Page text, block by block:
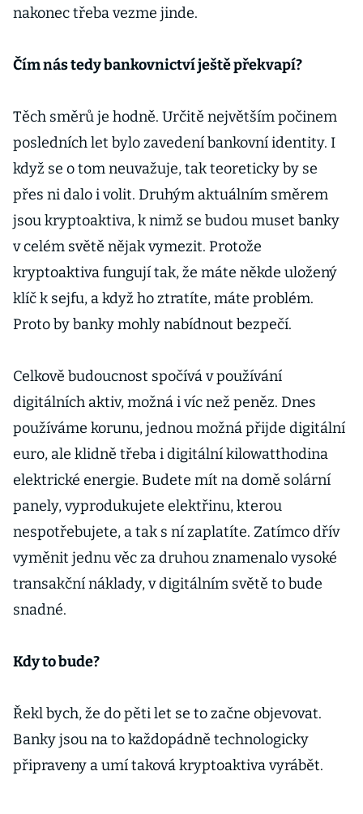
nakonec třeba vezme jinde.
Čím nás tedy bankovnictví ještě překvapí?
Těch směrů je hodně. Určitě největším počinem
posledních let bylo zavedení bankovní identity. I
když se o tom neuvažuje, tak teoreticky by se
přes ni dalo i volit. Druhým aktuálním směrem
jsou kryptoaktiva, k nimž se budou muset banky
v celém světě nějak vymezit. Protože
kryptoaktiva fungují tak, že máte někde uložený
klíč k sejfu, a když ho ztratíte, máte problém.
Proto by banky mohly nabídnout bezpečí.
Celkově budoucnost spočívá v používání
digitálních aktiv, možná i víc než peněz. Dnes
používáme korunu, jednou možná přijde digitální
euro, ale klidně třeba i digitální kilowatthodina
elektrické energie. Budete mít na domě solární
panely, vyprodukujete elektřinu, kterou
nespotřebujete, a tak s ní zaplatíte. Zatímco dřív
vyměnit jednu věc za druhou znamenalo vysoké
transakční náklady, v digitálním světě to bude
snadné.
Kdy to bude?
Řekl bych, že do pěti let se to začne objevovat.
Banky jsou na to každopádně technologicky
připraveny a umí taková kryptoaktiva vyrábět.